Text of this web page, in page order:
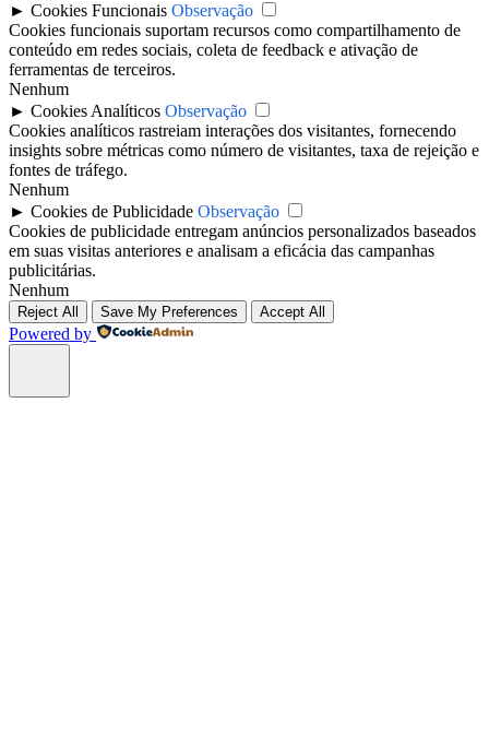
► Cookies Funcionais Observação
Cookies funcionais suportam recursos como compartilhamento de
conteúdo em redes sociais, coleta de feedback e ativação de
ferramentas de terceiros.
Nenhum
► Cookies Analíticos Observação
Cookies analíticos rastreiam interações dos visitantes, fornecendo
insights sobre métricas como número de visitantes, taxa de rejeição e
fontes de tráfego.
Nenhum
► Cookies de Publicidade Observação
Cookies de publicidade entregam anúncios personalizados baseados
em suas visitas anteriores e analisam a eficácia das campanhas
publicitárias.
Nenhum
Reject All Save My Preferences Accept All
Powered by